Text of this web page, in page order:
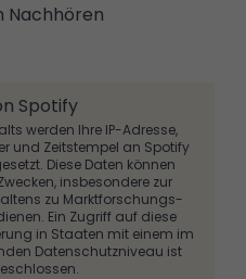
Nachhören
Spotify
werden Ihre IP-Adresse,
und Zeitstempel an Spotify
Diese Daten können
insbesondere zur
zu Marktforschungs-
Ein Zugriff auf diese
in Staaten mit einem im
Datenschutzniveau ist